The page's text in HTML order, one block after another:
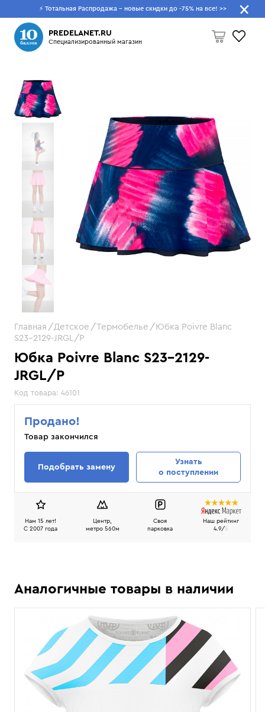
⚡ Тотальная Распродажа - новые скидки до -75% на все! >>
PREDELANET.RU
Специализированный магазин
Пусто
Что будем искать?
Юбка Poivre Blanc S23-2129-
JRGL/P
Код товара: 46101
Главная Детское Термобелье
Юбка Poivre Blanc
S23-2129-JRGL/P
Продано!
Товар закончился
Подобрать замену
Узнать
о поступлении
Нам 15 лет!
C 2007 года
Центр,
метро 560м
Своя
парковка
Наш рейтинг
4.9/5
Аналогичные товары в наличии